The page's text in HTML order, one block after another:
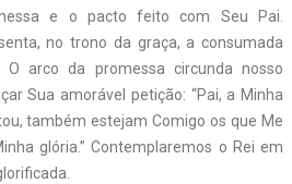
e o pacto feito com Seu Pai.
no trono da graça, a consumada
O arco da promessa circunda nosso
Sua amorável petição: “Pai, a Minha
também estejam Comigo os que Me
glória.” Contemplaremos o Rei em